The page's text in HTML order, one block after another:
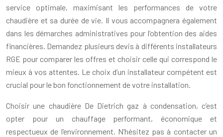
service optimale, maximisant les performances de votre
chaudière et sa durée de vie. Il vous accompagnera également
dans les démarches administratives pour l’obtention des aides
financières. Demandez plusieurs devis à différents installateurs
RGE pour comparer les offres et choisir celle qui correspond le
mieux à vos attentes. Le choix d’un installateur compétent est
crucial pour le bon fonctionnement de votre installation.
Choisir une chaudière De Dietrich gaz à condensation, c’est
opter pour un chauffage performant, économique et
respectueux de l’environnement. N’hésitez pas à contacter un